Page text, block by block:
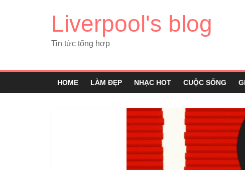
Liverpool's blog
Tin tức tổng hợp
HOME LÀM ĐẸP NHẠC HOT CUỘC SỐNG